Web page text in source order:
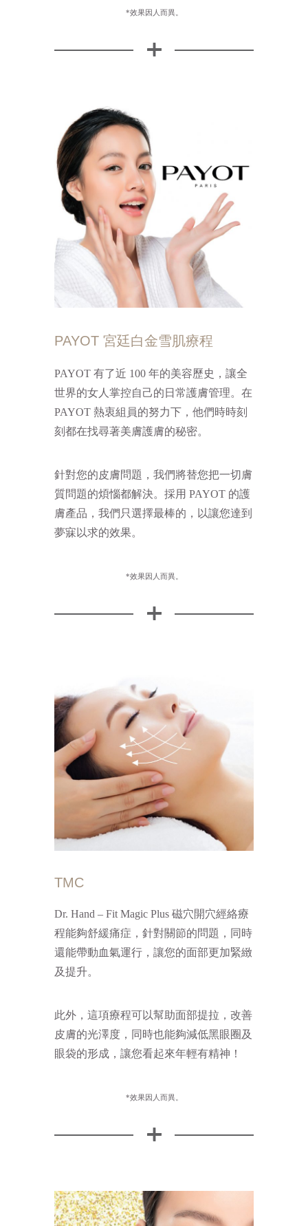
*效果因人而異。
PAYOT 宮廷白金雪肌療程
PAYOT 有了近 100 年的美容歷史，讓全
世界的女人掌控自己的日常護膚管理。在
PAYOT 熱衷組員的努力下，他們時時刻
刻都在找尋著美膚護膚的秘密。
針對您的皮膚問題，我們將替您把一切膚
質問題的煩惱都解決。採用 PAYOT 的護
膚產品，我們只選擇最棒的，以讓您達到
夢寐以求的效果。
*效果因人而異。
TMC
Dr. Hand – Fit Magic Plus 磁穴開穴經絡療
程能夠舒緩痛症，針對關節的問題，同時
還能帶動血氣運行，讓您的面部更加緊緻
及提升。
此外，這項療程可以幫助面部提拉，改善
皮膚的光澤度，同時也能夠減低黑眼圈及
眼袋的形成，讓您看起來年輕有精神！
*效果因人而異。